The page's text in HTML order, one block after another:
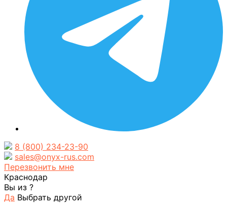
8 (800) 234-23-90
sales@onyx-rus.com
Перезвонить мне
Краснодар
Вы из ?
Да Выбрать другой